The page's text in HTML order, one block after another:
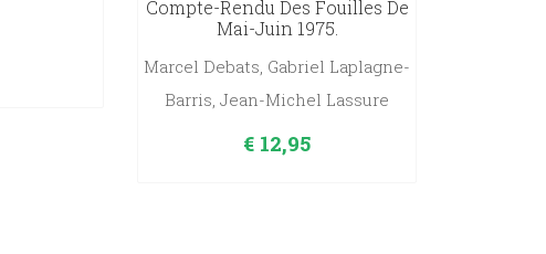
Compte-Rendu Des Fouilles De
Mai-Juin 1975.
Marcel Debats, Gabriel Laplagne-
Barris, Jean-Michel Lassure
€ 12,95